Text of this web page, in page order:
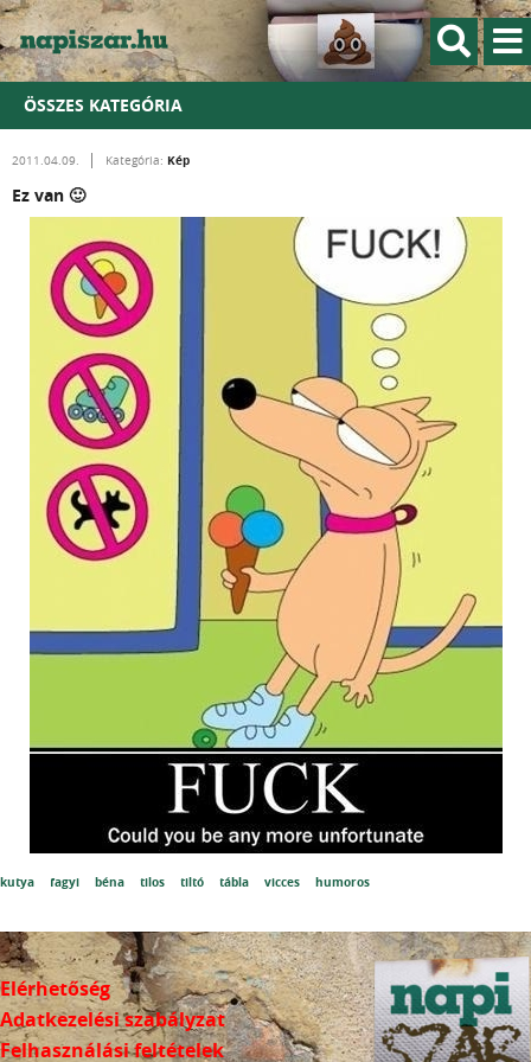
ÖSSZES KATEGÓRIA
2011.04.09. Kategória: Kép
Ez van 🙂
kutya fagyi béna tilos tiltó tábla vicces humoros
Elérhetőség
Adatkezelési szabályzat
Felhasználási feltételek